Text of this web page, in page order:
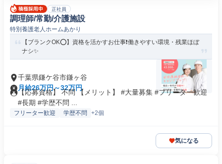
正社員
調理師/常勤/介護施設
特別養護老人ホームあかり
【ブランクOK⭕️】資格を活かすお仕事❗️働きやすい環境・残業ほぼ
ナシ✨
千葉県鎌ケ谷市鎌ヶ谷
月給26万円～32万円
【応募資格】 不問 【メリット】 #大量募集 #フリーター歓迎
#長期 #学歴不問 ...
フリーター歓迎 学歴不問 +2個
気になる